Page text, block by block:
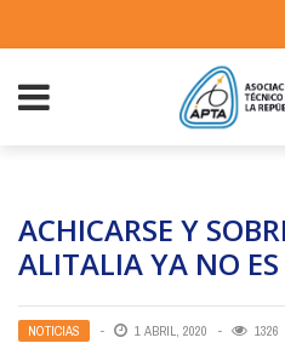
ACHICARSE Y
ALITALIA YA NO
NOTICIAS 1 ABRIL, 2020 1326